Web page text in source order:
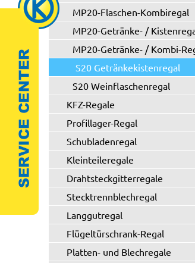
MP20-Flaschen-Kombiregal
MP20-Getränke- /
MP20-Getränke- / Kombi-
S20 Getränkekistenregal
S20 Weinflaschenregal
KFZ-Regale
Profillager-Regal
Schubladenregal
Kleinteileregale
Drahtsteckgitterregale
Stecktrennblechregal
Langgutregal
Flügeltürschrank-Regal
Platten- und Blechregale